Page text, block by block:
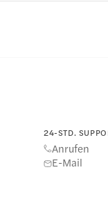
24-STD.
Anrufen
E-Mail